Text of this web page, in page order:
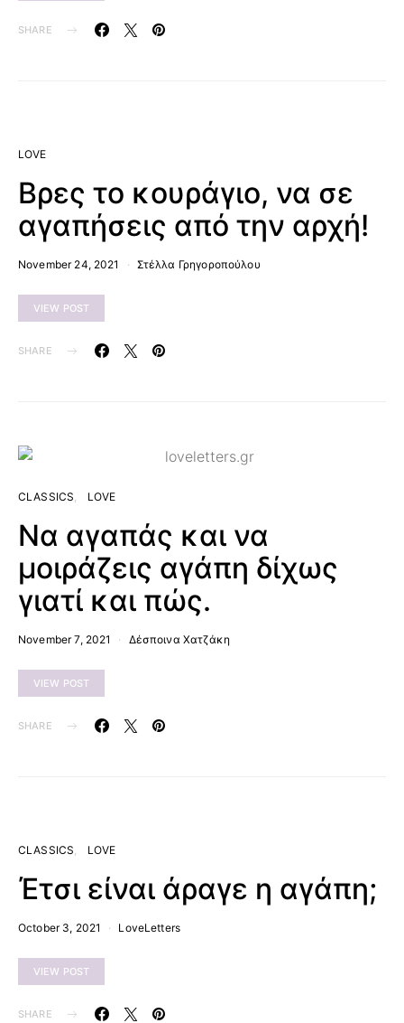
SHARE
LOVE
Βρες το κουράγιο, να σε
αγαπήσεις από την αρχή!
November 24, 2021 Στέλλα Γρηγοροπούλου
VIEW POST
SHARE
CLASSICS LOVE
Να αγαπάς και να
μοιράζεις αγάπη δίχως
γιατί και πώς.
November 7, 2021 Δέσποινα Χατζάκη
VIEW POST
SHARE
CLASSICS LOVE
Έτσι είναι άραγε η αγάπη;
October 3, 2021 LoveLetters
VIEW POST
SHARE